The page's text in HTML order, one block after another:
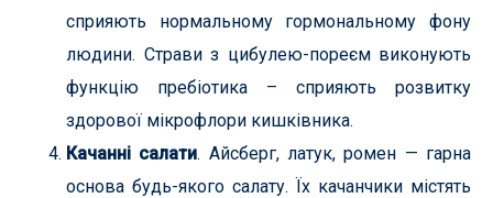
сприяють нормальному гормональному фону
людини. Страви з цибулею-пореєм виконують
функцію пребіотика – сприяють розвитку
здорової мікрофлори кишківника.
Качанні салати. Айсберг, латук, ромен — гарна
основа будь-якого салату. Їх качанчики містять